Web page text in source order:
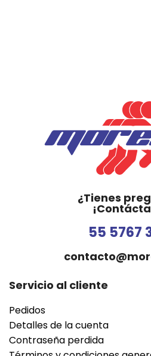
¿Tienes
55 5767
Servicio al cliente
Pedidos
Detalles de la cuenta
Contraseña perdida